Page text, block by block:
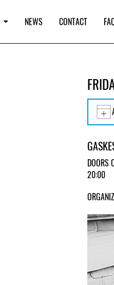
NEWS CONTACT
DOORS
20:00